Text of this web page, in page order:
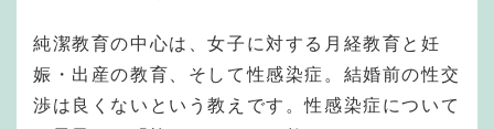
純潔教育の中心は、女子に対する月経教育と妊
娠・出産の教育、そして性感染症。結婚前の性交
渉は良くないという教えです。性感染症について